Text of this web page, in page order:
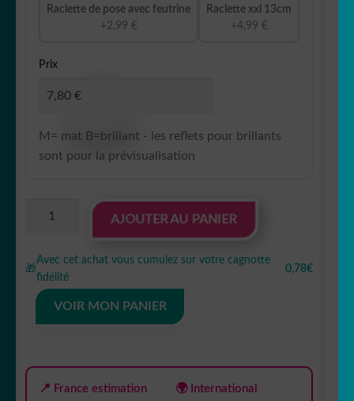
Raclette de pose avec feutrine
+2,99 €
Raclette xxl 13cm
+4,99 €
Prix
M= mat B=brillant - les reflets pour brillants
sont pour la prévisualisation
Autocollant
voiture
silouhette
AJOUTER AU PANIER
🎁
Avec cet achat vous cumulez sur votre cagnotte
fidélité
0,78€
VOIR MON PANIER
📍 France estimation
🌍 International